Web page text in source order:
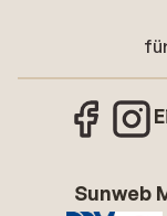
Sunweb